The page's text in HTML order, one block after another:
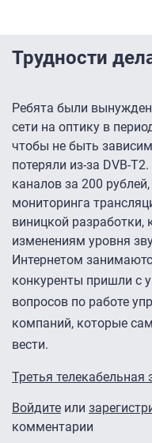
Трудности
Ребята были
сети на оптику в
чтобы не быть
потеряли из-за DVB-
каналов за 200
мониторинга
виницкой разработки,
изменениям уровня
Интернетом
конкуренты пришли с
вопросов по работе
компаний, которые
вести.
Третья телекабельная
Войдите или
комментарии